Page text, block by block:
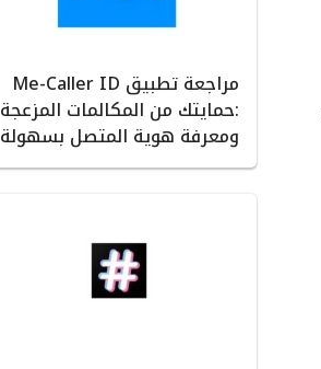
مراجعة تطبيق Me-Caller ID
:حمايتك من المكالمات المزعجة
ومعرفة هوية المتصل بسهولة